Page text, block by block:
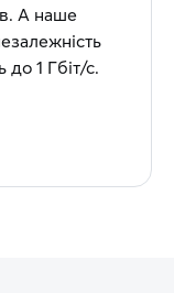
А наше
до 1 Гбіт/с.